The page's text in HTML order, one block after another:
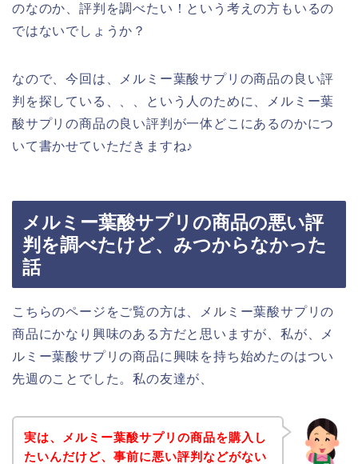
のなのか、評判を調べたい！という考えの方もいるの
ではないでしょうか？
なので、今回は、メルミー葉酸サプリの商品の良い評
判を探している、、、という人のために、メルミー葉
酸サプリの商品の良い評判が一体どこにあるのかにつ
いて書かせていただきますね♪
メルミー葉酸サプリの商品の悪い評
判を調べたけど、みつからなかった
話
こちらのページをご覧の方は、メルミー葉酸サプリの
商品にかなり興味のある方だと思いますが、私が、メ
ルミー葉酸サプリの商品に興味を持ち始めたのはつい
先週のことでした。私の友達が、
実は、メルミー葉酸サプリの商品を購入し
たいんだけど、事前に悪い評判などがない